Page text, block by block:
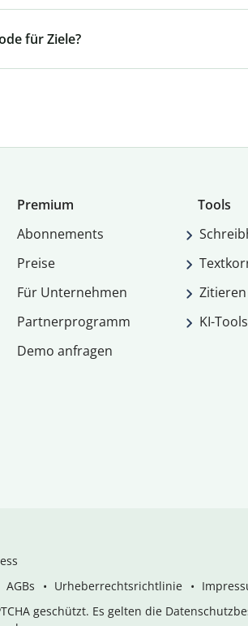
für Ziele?
Premium
Abon­ne­ments
Preise
Für Unternehmen
Partnerprogramm
Demo anfragen
Tools
KI-Tools
AGBs Urheberrechtsrichtlinie
geschützt. Es gelten die